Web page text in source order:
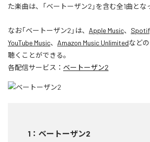
た楽曲は、「ベートーザン2」を含む全1曲とな
なお「ベートーザン2 」は、 Apple Music、
YouTube Music、 Amazon Music Unlimitedなど
聴くことができる。
各配信サービス： ベートーザン2
1 ： ベートーザン2